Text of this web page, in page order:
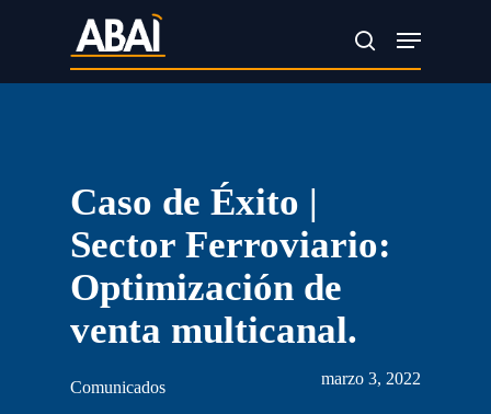
main
search
Menu
Caso de Éxito |
Sector Ferroviario:
Optimización de
venta multicanal.
marzo 3, 2022
Comunicados